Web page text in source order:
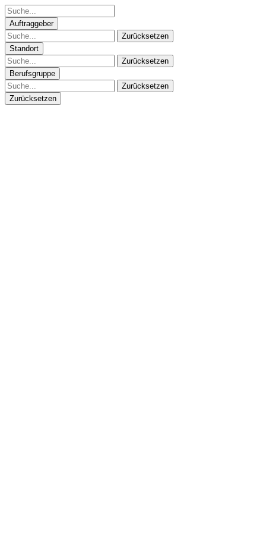
Auftraggeber
Zurücksetzen
Standort
Zurücksetzen
Berufsgruppe
Zurücksetzen
Zurücksetzen